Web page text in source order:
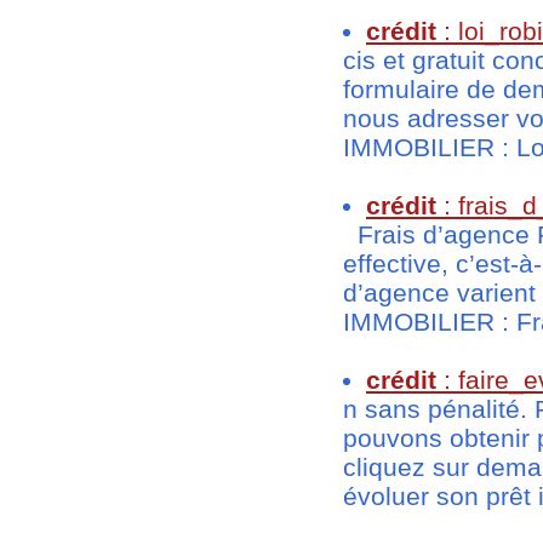
crédit :
cis et gratuit
formulaire de
nous adresser
IMMOBILIER :
crédit :
Frais d’agence
effective, c’est-
d’agence
IMMOBILIER :
crédit :
n sans pénalité.
pouvons obtenir
cliquez sur
évoluer son prêt